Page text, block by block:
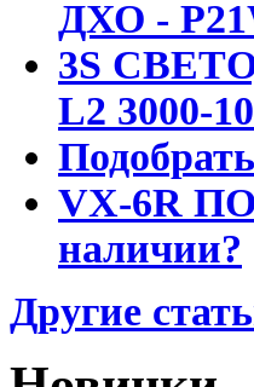
ДХО -
3S
L2 3000-
VX-6R
наличии?
Другие